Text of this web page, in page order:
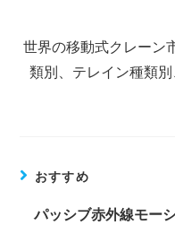
他
の
世界の移動式クレーン
類別、テレイン種類
おすすめ
パッシブ赤外線モー